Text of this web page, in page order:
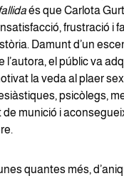
és que Carlota
frustració i
Damunt d’un
l’autora, el públic va
la veda al plaer
psicòlegs,
de munició i
quantes més,